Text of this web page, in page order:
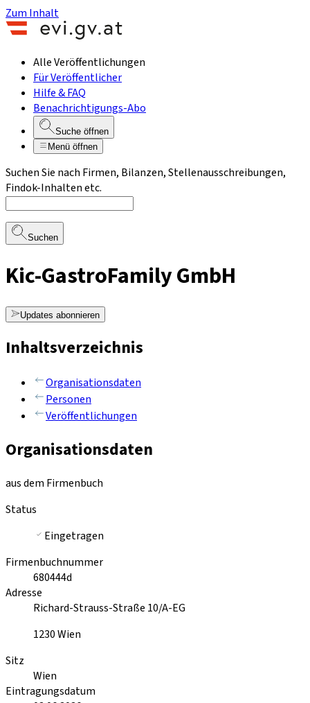
Zum Inhalt
Alle Veröffentlichungen
Für Veröffentlicher
Hilfe & FAQ
Benachrichtigungs-Abo
Suche öffnen
Menü öffnen
Suchen Sie nach Firmen, Bilanzen, Stellenausschreibungen,
Findok-Inhalten etc.
Suchen
Kic-GastroFamily GmbH
Updates abonnieren
Inhaltsverzeichnis
Organisationsdaten
Personen
Veröffentlichungen
Organisationsdaten
aus dem Firmenbuch
Status
Eingetragen
Firmenbuchnummer
680444d
Adresse
Richard-Strauss-Straße 10/A-EG
1230Wien
Sitz
Wien
Eintragungsdatum